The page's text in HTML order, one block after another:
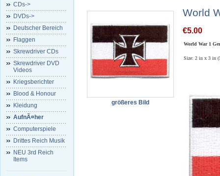
CDs->
DVDs->
Deutscher Bereich
Flaggen
Skrewdriver CDs
Skrewdriver DVD
Videos
Kriegsberichter
Blood & Honour
Kleidung
AufnÃ¤her
Computerspiele
Drittes Reich Musik
NEU 3rd Reich
Items
größeres Bild
World
€5.00
World War 1
Size: 2 in x 3 in